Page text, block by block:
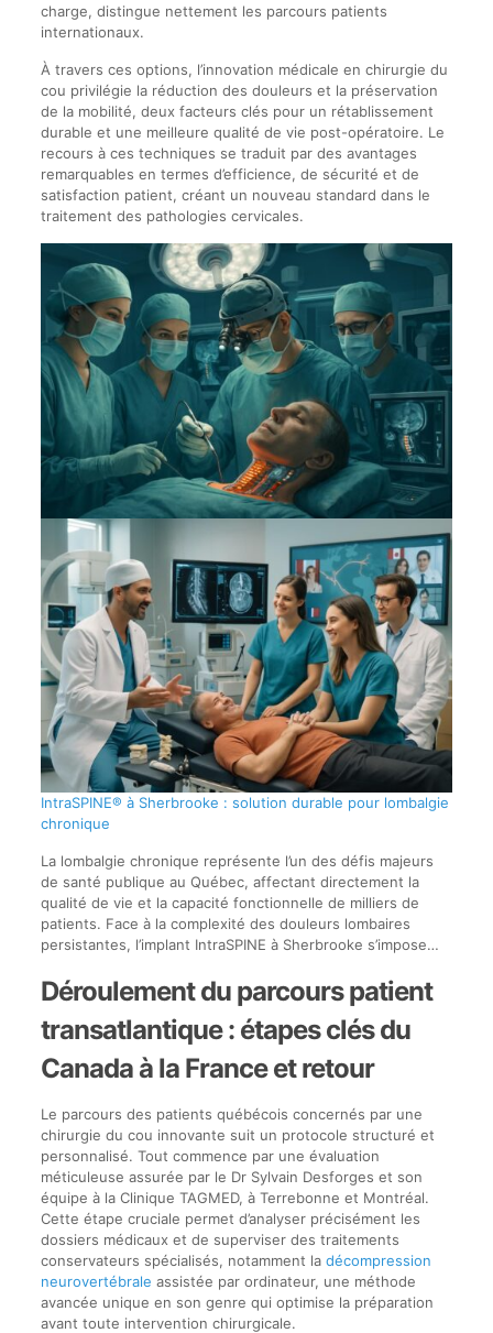
charge, distingue nettement les parcours patients
internationaux.
À travers ces options, l’innovation médicale en chirurgie du
cou privilégie la réduction des douleurs et la préservation
de la mobilité, deux facteurs clés pour un rétablissement
durable et une meilleure qualité de vie post-opératoire. Le
recours à ces techniques se traduit par des avantages
remarquables en termes d’efficience, de sécurité et de
satisfaction patient, créant un nouveau standard dans le
traitement des pathologies cervicales.
IntraSPINE® à Sherbrooke : solution durable pour lombalgie
chronique
La lombalgie chronique représente l’un des défis majeurs
de santé publique au Québec, affectant directement la
qualité de vie et la capacité fonctionnelle de milliers de
patients. Face à la complexité des douleurs lombaires
persistantes, l’implant IntraSPINE à Sherbrooke s’impose…
Déroulement du parcours patient
transatlantique : étapes clés du
Canada à la France et retour
Le parcours des patients québécois concernés par une
chirurgie du cou innovante suit un protocole structuré et
personnalisé. Tout commence par une évaluation
méticuleuse assurée par le Dr Sylvain Desforges et son
équipe à la Clinique TAGMED, à Terrebonne et Montréal.
Cette étape cruciale permet d’analyser précisément les
dossiers médicaux et de superviser des traitements
conservateurs spécialisés, notamment la décompression
neurovertébrale assistée par ordinateur, une méthode
avancée unique en son genre qui optimise la préparation
avant toute intervention chirurgicale.